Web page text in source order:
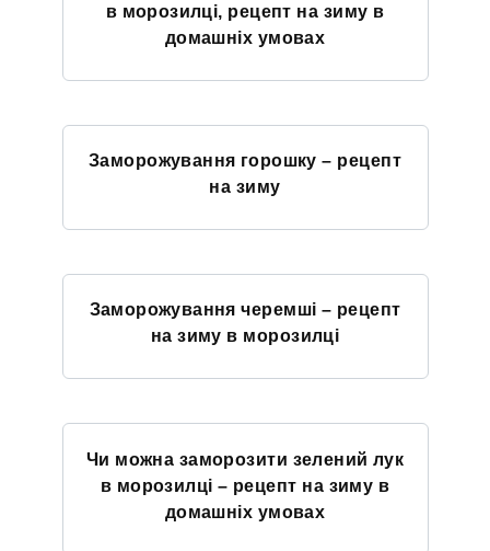
в морозилці, рецепт на зиму в
домашніх умовах
Заморожування горошку – рецепт
на зиму
Заморожування черемші – рецепт
на зиму в морозилці
Чи можна заморозити зелений лук
в морозилці – рецепт на зиму в
домашніх умовах